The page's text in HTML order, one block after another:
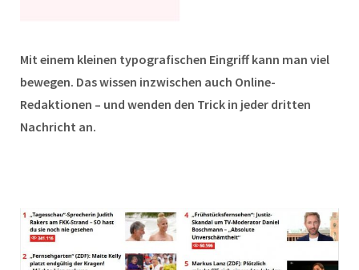
Mit einem kleinen typografischen Eingriff kann man viel
bewegen. Das wissen inzwischen auch Online-
Redaktionen – und wenden den Trick in jeder dritten
Nachricht an.